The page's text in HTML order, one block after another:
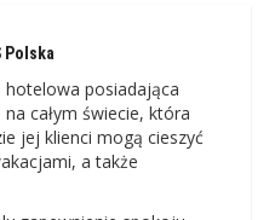
Polska
hotelowa posiadająca
całym świecie, która
jej klienci mogą cieszyć
a także